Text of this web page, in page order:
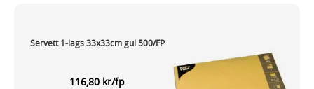
Servett 1-lags 33x33cm gul 500/FP
116,80 kr/fp